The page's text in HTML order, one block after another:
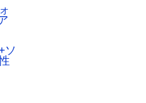
ソ